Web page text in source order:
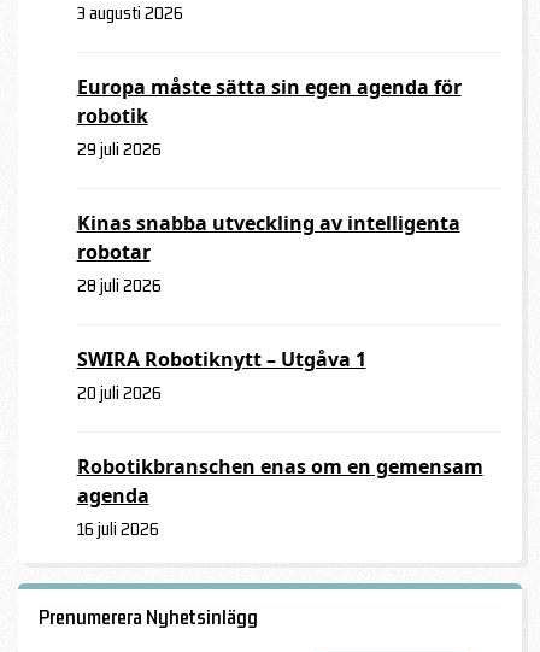
3 augusti 2026
Europa måste sätta sin egen agenda för
robotik
29 juli 2026
Kinas snabba utveckling av intelligenta
robotar
28 juli 2026
SWIRA Robotiknytt – Utgåva 1
20 juli 2026
Robotikbranschen enas om en gemensam
agenda
16 juli 2026
Prenumerera Nyhetsinlägg